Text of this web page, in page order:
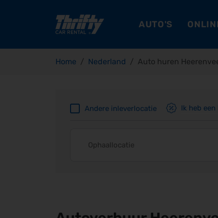
AUTO'S
Home Nederland Auto huren
Andere inleverlocatie Ik heb